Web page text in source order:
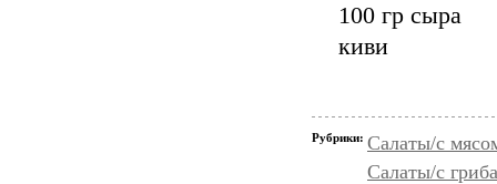
100 гр сыра
киви
Рубрики: Салаты/с
Салаты/с